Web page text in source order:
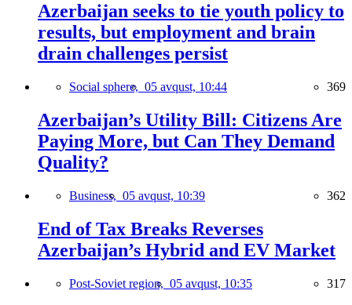
Azerbaijan seeks to tie youth policy to
results, but employment and brain
drain challenges persist
Social sphere, 05 avqust, 10:44 369
Azerbaijan’s Utility Bill: Citizens Are
Paying More, but Can They Demand
Quality?
Business, 05 avqust, 10:39 362
End of Tax Breaks Reverses
Azerbaijan’s Hybrid and EV Market
Post-Soviet region, 05 avqust, 10:35 317